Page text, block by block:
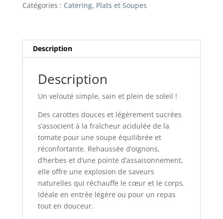
Catégories : Catering, Plats et Soupes
Description
Description
Un velouté simple, sain et plein de soleil !
Des carottes douces et légèrement sucrées
s’associent à la fraîcheur acidulée de la
tomate pour une soupe équilibrée et
réconfortante. Rehaussée d’oignons,
d’herbes et d’une pointe d’assaisonnement,
elle offre une explosion de saveurs
naturelles qui réchauffe le cœur et le corps.
Idéale en entrée légère ou pour un repas
tout en douceur.